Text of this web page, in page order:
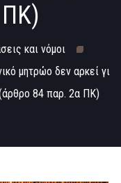
και νόμοι
μητρώο δεν αρκεί γι
84 παρ. 2α ΠΚ)